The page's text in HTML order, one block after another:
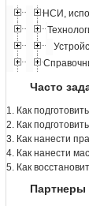
НСИ,
Часто
1. Как
2. Как
3. Как нанести
4. Как нанести
5. Как
Партнеры